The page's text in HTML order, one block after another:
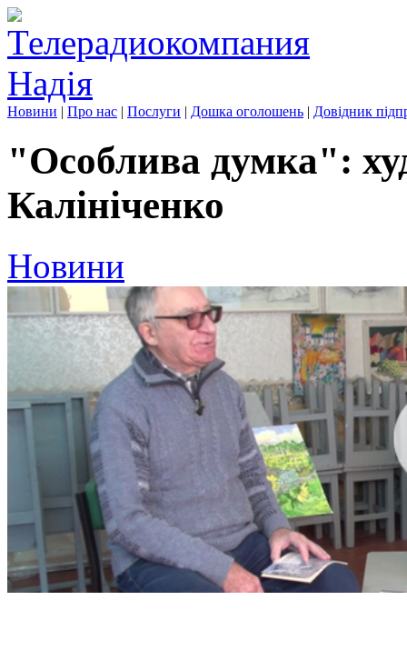
Новини | Про нас | Послуги | Дошка оголошень | Довідник
"Особлива думка":
Калініченко
Новини